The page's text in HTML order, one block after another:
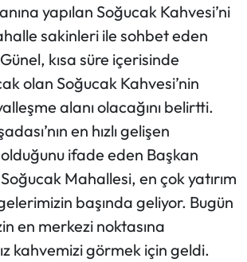
yapılan Soğucak Kahvesi’ni
sakinleri ile sohbet eden
kısa süre içerisinde
olan Soğucak Kahvesi’nin
alanı olacağını belirtti.
en hızlı gelişen
ifade eden Başkan
Mahallesi, en çok yatırım
başında geliyor. Bugün
en merkezi noktasına
kahvemizi görmek için geldi.